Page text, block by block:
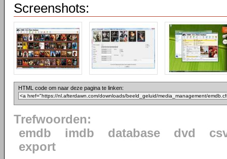
Screenshots:
HTML code om naar deze pagina te linken:
Trefwoorden:
emdb
imdb database dvd
export